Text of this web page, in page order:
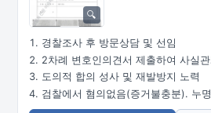
경찰조사 후 방문상담 및 선임
2차례 변호인의견서 제출하여 사실
도의적 합의 성사 및 재발방지 노력
검찰에서 혐의없음(증거불충분). 누